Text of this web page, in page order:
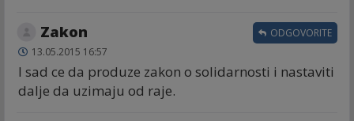
Zakon
13.05.2015 16:57
I sad ce da produze zakon o solidarnosti i nastaviti
dalje da uzimaju od raje.
ODGOVORITE